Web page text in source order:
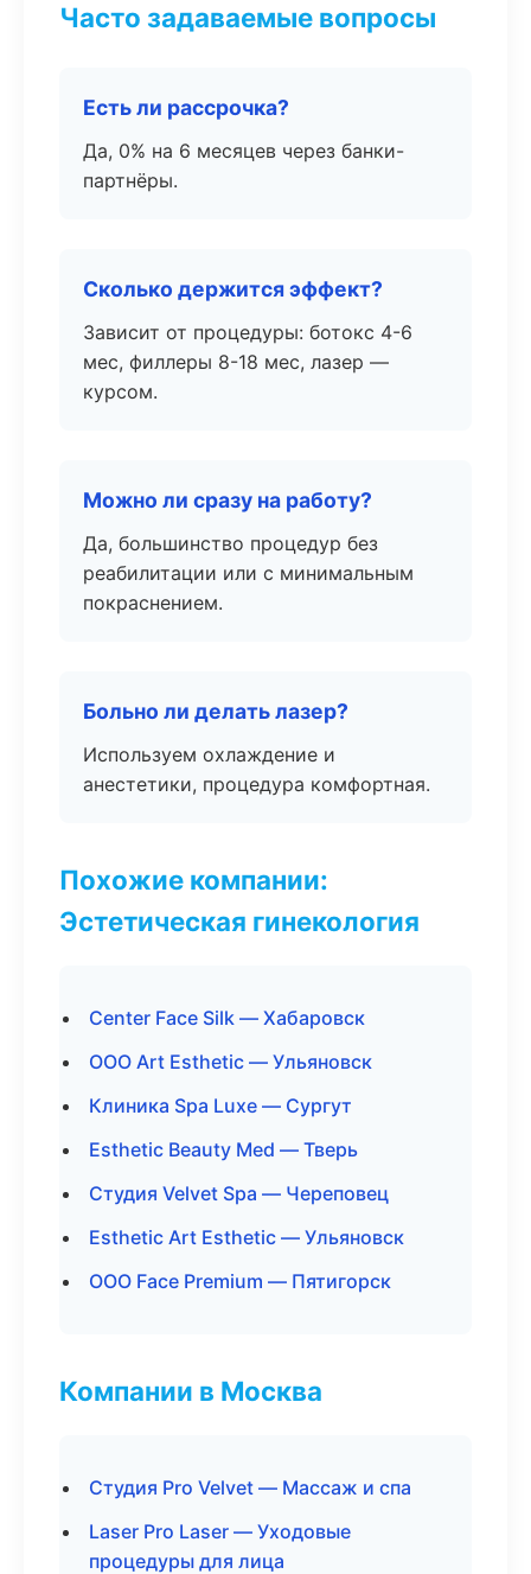
Часто задаваемые вопросы
Есть ли рассрочка?
Да, 0% на 6 месяцев через банки-
партнёры.
Сколько держится эффект?
Зависит от процедуры: ботокс 4-6
мес, филлеры 8-18 мес, лазер —
курсом.
Можно ли сразу на работу?
Да, большинство процедур без
реабилитации или с минимальным
покраснением.
Больно ли делать лазер?
Используем охлаждение и
анестетики, процедура комфортная.
Похожие компании:
Эстетическая гинекология
Center Face Silk — Хабаровск
ООО Art Esthetic — Ульяновск
Клиника Spa Luxe — Сургут
Esthetic Beauty Med — Тверь
Студия Velvet Spa — Череповец
Esthetic Art Esthetic — Ульяновск
ООО Face Premium — Пятигорск
Компании в Москва
Студия Pro Velvet — Массаж и спа
Laser Pro Laser — Уходовые
процедуры для лица